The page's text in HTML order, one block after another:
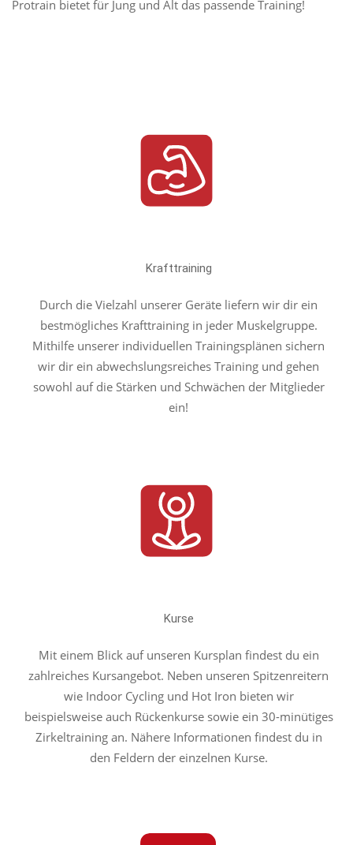
Protrain bietet für Jung und Alt das passende Training!
Krafttraining
Durch die Vielzahl unserer Geräte liefern wir dir ein
bestmögliches Krafttraining in jeder Muskelgruppe.
Mithilfe unserer individuellen Trainingsplänen sichern
wir dir ein abwechslungsreiches Training und gehen
sowohl auf die Stärken und Schwächen der Mitglieder
ein!
Kurse
Mit einem Blick auf unseren Kursplan findest du ein
zahlreiches Kursangebot. Neben unseren Spitzenreitern
wie Indoor Cycling und Hot Iron bieten wir
beispielsweise auch Rückenkurse sowie ein 30-minütiges
Zirkeltraining an. Nähere Informationen findest du in
den Feldern der einzelnen Kurse.